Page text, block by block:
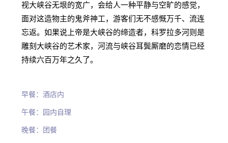
视大峡谷无垠的宽广，会给人一种平静与空旷的感觉，
面对这造物主的鬼斧神工，游客们无不感慨万千、流连
忘返。如果说上帝是大峡谷的缔造者，科罗拉多河则是
雕刻大峡谷的艺术家，河流与峡谷耳鬓厮磨的恋情已经
持续六百万年之久了。
早餐：酒店内
午餐：园内自理
晚餐：团餐